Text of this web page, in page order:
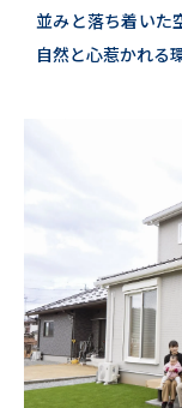
並みと落ち着いた
自然と心惹かれる